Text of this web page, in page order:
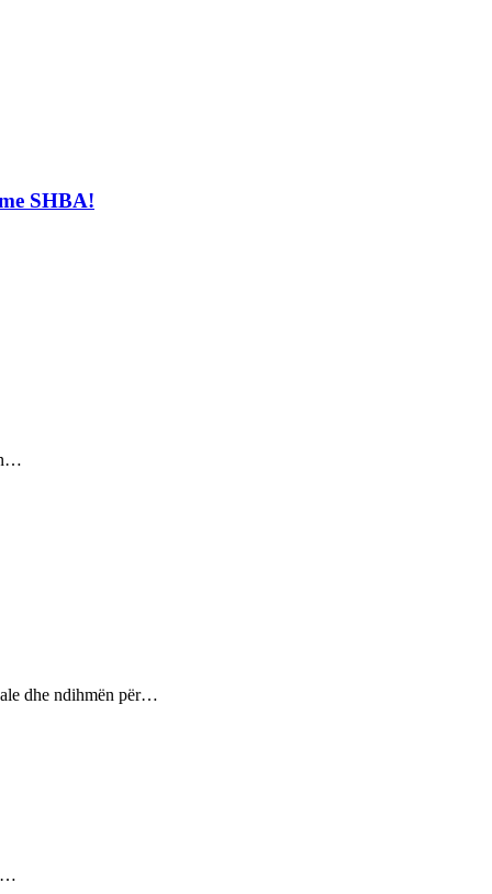
SHBA!
dhe ndihmën për…